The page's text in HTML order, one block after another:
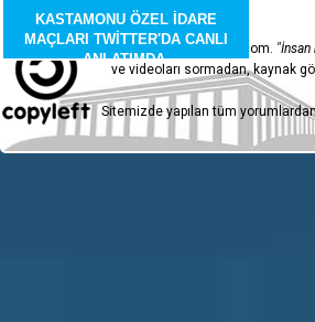
KASTAMONU ÖZEL İDARE
MAÇLARI TWİTTER'DA CANLI
ANLATIMDA.
Copyleft 2015 - klasspor.com.
ve videoları sormadan, kaynak
Sitemizde yapılan tüm